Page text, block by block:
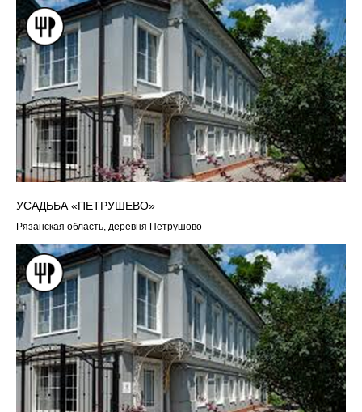
УСАДЬБА «ПЕТРУШЕВО»
Рязанская область, деревня Петрушово